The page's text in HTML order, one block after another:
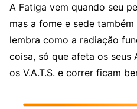
A Fatiga vem quando seu
mas a fome e sede
lembra como a radiação
coisa, só que afeta os seus
os V.A.T.S. e correr ficam